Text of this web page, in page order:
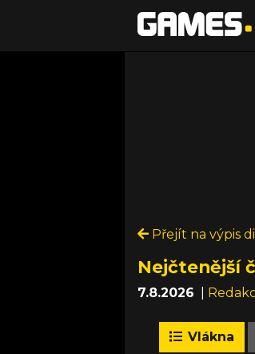
Přejít na výpis
Nejčtenější
7.8.2026
Vlákna